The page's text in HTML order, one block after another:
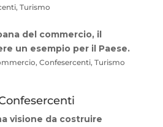
Turismo
del commercio, il
un esempio per il Paese.
Confesercenti, Turismo
visione da costruire